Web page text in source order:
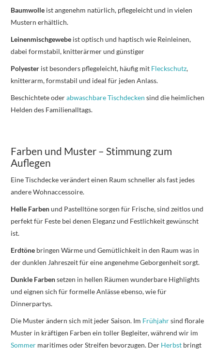
Baumwolle ist angenehm natürlich, pflegeleicht und in vielen
Mustern erhältlich.
Leinenmischgewebe ist optisch und haptisch wie Reinleinen,
dabei formstabil, knitterärmer und günstiger
Polyester ist besonders pflegeleicht, häufig mit Fleckschutz,
knitterarm, formstabil und ideal für jeden Anlass.
Beschichtete oderabwaschbare Tischdecken sind die heimlichen
Helden des Familienalltags.
Farben und Muster – Stimmung zum
Auflegen
Eine Tischdecke verändert einen Raum schneller als fast jedes
andere Wohnaccessoire.
Helle Farbenund Pastelltöne sorgen für Frische, sind zeitlos und
perfekt für Feste bei denen Eleganz und Festlichkeit gewünscht
ist.
Erdtöne bringen Wärme und Gemütlichkeit in den Raum was in
der dunklen Jahreszeit für eine angenehme Geborgenheit sorgt.
Dunkle Farbensetzen in hellen Räumen wunderbare Highlights
und eignen sich für formelle Anlässe ebenso, wie für
Dinnerpartys.
Die Muster ändern sich mit jeder Saison. Im Frühjahrsind florale
Muster in kräftigen Farben ein toller Begleiter, während wir im
Sommer maritimes oder Streifen bevorzugen. Der Herbst bringt